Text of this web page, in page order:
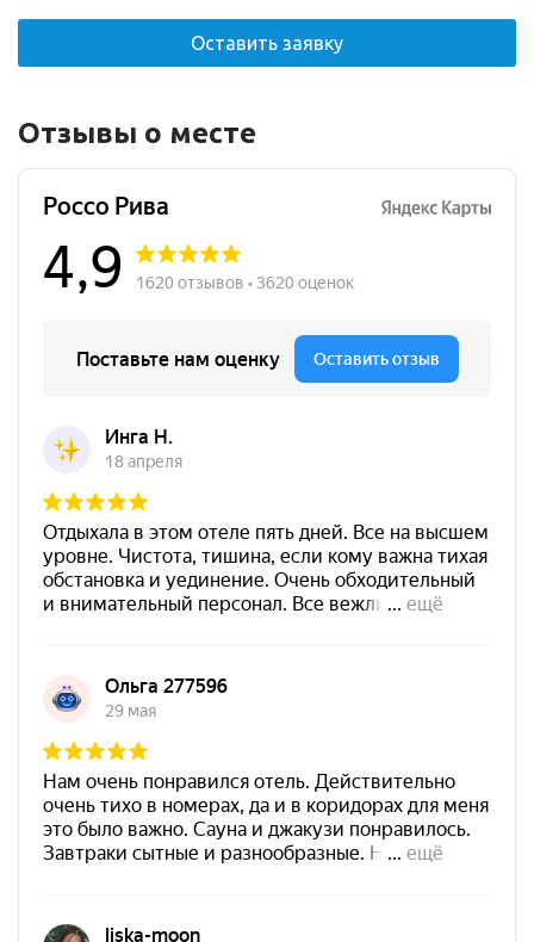
Оставить заявку
Отзывы о месте